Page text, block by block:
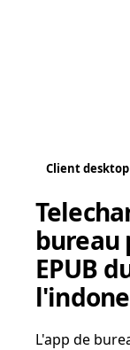
Client desktop
bureau
EPUB
L'app de